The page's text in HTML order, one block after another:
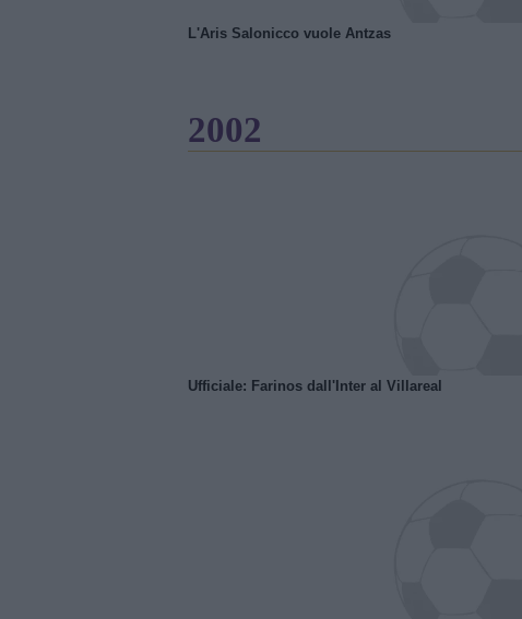
L'Aris Salonicco vuole Antzas
2002
Ufficiale: Farinos dall'Inter al Villareal